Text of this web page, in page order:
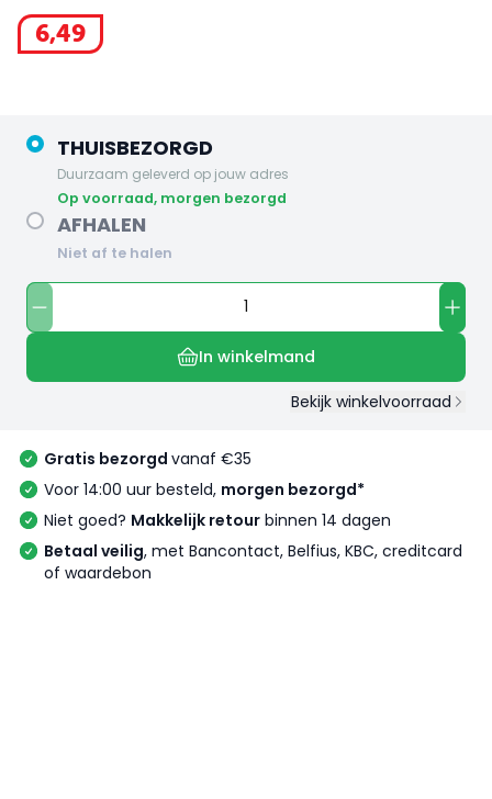
6,49
THUISBEZORGD
Duurzaam geleverd op jouw adres
op voorraad, morgen bezorgd
AFHALEN
Niet af te halen
In winkelmand
Bekijk winkelvoorraad
Gratis bezorgd vanaf €35
Voor 14:00 uur besteld, morgen bezorgd*
Niet goed? Makkelijk retour binnen 14 dagen
Betaal veilig, met Bancontact, Belfius, KBC, creditcard
of waardebon